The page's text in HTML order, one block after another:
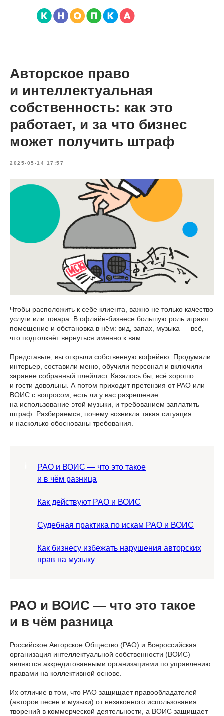
Авторское право
и интеллектуальная
собственность: как это
работает, и за что бизнес
может получить штраф
2025-05-14 17:57
Чтобы расположить к себе клиента, важно не только качество
услуги или товара. В офлайн-бизнесе большую роль играют
помещение и обстановка в нём: вид, запах, музыка — всё,
что подтолкнёт вернуться именно к вам.
Представьте, вы открыли собственную кофейню. Продумали
интерьер, составили меню, обучили персонал и включили
заранее собранный плейлист. Казалось бы, всё хорошо
и гости довольны. А потом приходит претензия от РАО или
ВОИС с вопросом, есть ли у вас разрешение
на использование этой музыки, и требованием заплатить
штраф. Разбираемся, почему возникла такая ситуация
и насколько обоснованы требования.
РАО и ВОИС — что это такое
и в чём разница
Как действуют РАО и ВОИС
Судебная практика по искам РАО и ВОИС
Как бизнесу избежать нарушения авторских
прав на музыку
РАО и ВОИС — что это такое
и в чём разница
Российское Авторское Общество (РАО) и Всероссийская
организация интеллектуальной собственности (ВОИС)
являются аккредитованными организациями по управлению
правами на коллективной основе.
Их отличие в том, что РАО защищает правообладателей
(авторов песен и музыки) от незаконного использования
творений в коммерческой деятельности, а ВОИС защищает